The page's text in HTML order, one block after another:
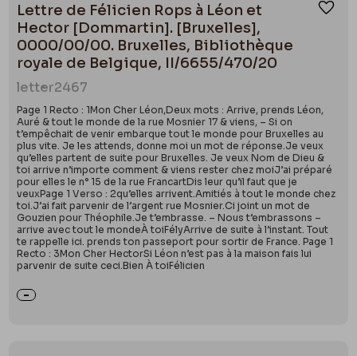
Lettre de Félicien Rops à Léon et
Hector [Dommartin]. [Bruxelles],
0000/00/00. Bruxelles, Bibliothèque
royale de Belgique, II/6655/470/20
letter2467
Page 1 Recto : 1Mon Cher Léon,Deux mots : Arrive, prends Léon,
Auré & tout le monde de la rue Mosnier 17 & viens, – Si on
t’empêchait de venir embarque tout le monde pour Bruxelles au
plus vite. Je les attends, donne moi un mot de réponse.Je veux
qu’elles partent de suite pour Bruxelles. Je veux Nom de Dieu &
toi arrive n’importe comment & viens rester chez moiJ’ai préparé
pour elles le n° 15 de la rue FrancartDis leur qu’il faut que je
veuxPage 1 Verso : 2qu’elles arrivent.Amitiés à tout le monde chez
toi.J’ai fait parvenir de l’argent rue Mosnier.Ci joint un mot de
Gouzien pour Théophile.Je t’embrasse. – Nous t’embrassons –
arrive avec tout le mondeÀ toiFélyArrive de suite à l’instant. Tout
te rappelle ici. prends ton passeport pour sortir de France. Page 1
Recto : 3Mon Cher HectorSi Léon n’est pas à la maison fais lui
parvenir de suite ceci.Bien À toiFélicien